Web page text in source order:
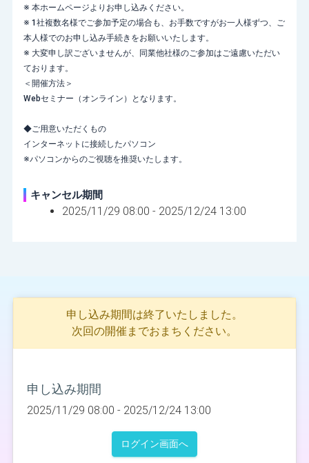
※ 本ホームページよりお申し込みください。
※ 1社複数名様でご参加予定の場合も、お手数ですがお一人様ずつ、ご
本人様でのお申し込み手続きをお願いいたします。
※ 大変申し訳ございませんが、同業他社様のご参加はご遠慮いただい
ております。
＜開催方法＞
Webセミナー（オンライン）となります。
◆ご用意いただくもの
インターネットに接続したパソコン
※パソコンからのご視聴を推奨いたします。
キャンセル期間
2025/11/29 08:00 - 2025/12/24 13:00
申し込み期間は終了いたしました。
次回の開催までおまちください。
申し込み期間
2025/11/29 08:00 - 2025/12/24 13:00
ログイン画面へ